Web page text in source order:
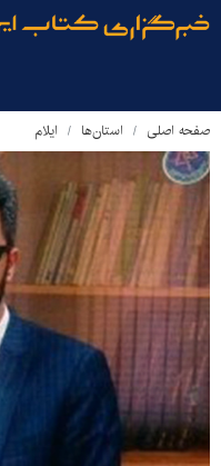
صفحه اصلی استان‌ها ایلام